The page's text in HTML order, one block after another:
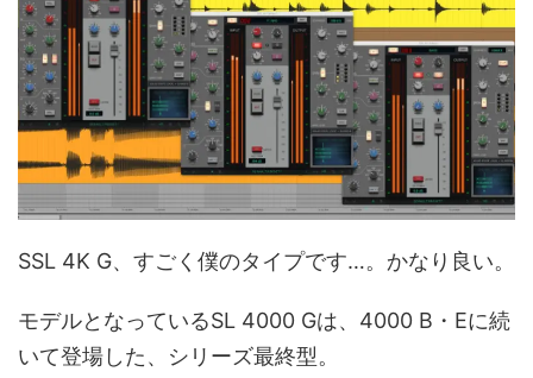
SSL 4K G、すごく僕のタイプです…。かなり良い。
モデルとなっているSL 4000 Gは、4000 B・Eに続
いて登場した、シリーズ最終型。